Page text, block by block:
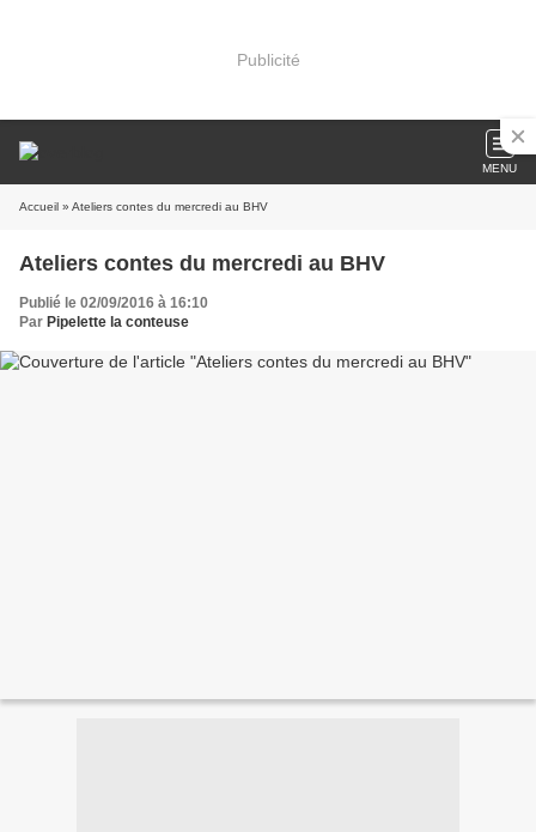
Publicité
MENU
Accueil » Ateliers contes du mercredi au BHV
Ateliers contes du mercredi au BHV
Publié le 02/09/2016 à 16:10
Par Pipelette la conteuse